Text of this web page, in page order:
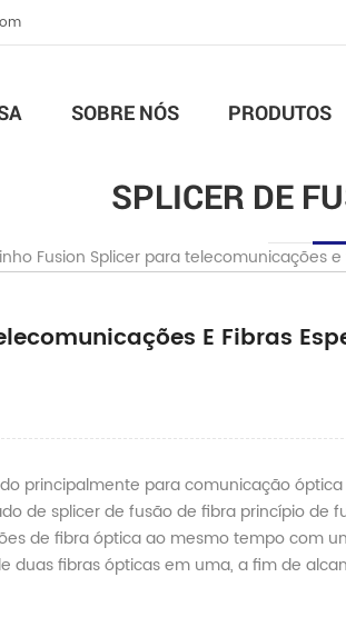
SOBRE NÓS PRODUTOS
SPLICER DE
Fusion Splicer para telecomunicações
E Fibras
principalmente para comunicação
de splicer de fusão de fibra princípio de
de fibra óptica ao mesmo tempo com
duas fibras ópticas em uma, a fim de